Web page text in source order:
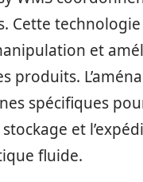
Cette
et
produits.
spécifiques
et
fluide.